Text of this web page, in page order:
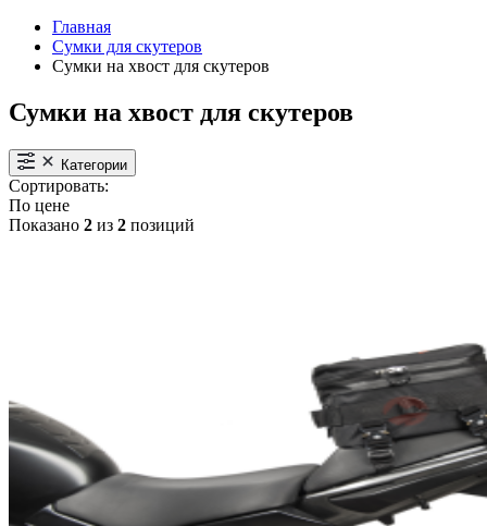
Главная
Сумки для скутеров
Сумки на хвост для скутеров
Сумки на хвост для скутеров
Категории
Сортировать:
По цене
Показано 2 из 2 позиций